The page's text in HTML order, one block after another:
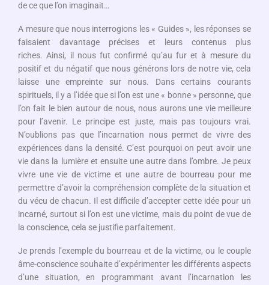
de ce que l’on imaginait…
A mesure que nous interrogions les « Guides », les réponses se
faisaient davantage précises et leurs contenus plus
riches. Ainsi, il nous fut confirmé qu’au fur et à mesure du
positif et du négatif que nous générons lors de notre vie, cela
laisse une empreinte sur nous. Dans certains courants
spirituels, il y a l’idée que si l’on est une « bonne » personne, que
l’on fait le bien autour de nous, nous aurons une vie meilleure
pour l’avenir. Le principe est juste, mais pas toujours vrai.
N’oublions pas que l’incarnation nous permet de vivre des
expériences dans la densité. C’est pourquoi on peut avoir une
vie dans la lumière et ensuite une autre dans l’ombre. Je peux
vivre une vie de victime et une autre de bourreau pour me
permettre d’avoir la compréhension complète de la situation et
du vécu de chacun. Il est difficile d’accepter cette idée pour un
incarné, surtout si l’on est une victime, mais du point de vue de
la conscience, cela se justifie parfaitement.
Je prends l’exemple du bourreau et de la victime, ou le couple
âme-conscience souhaite d’expérimenter les différents aspects
d’une situation, en programmant avant l’incarnation les